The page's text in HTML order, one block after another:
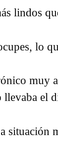
lindos
lo
muy
el
situación